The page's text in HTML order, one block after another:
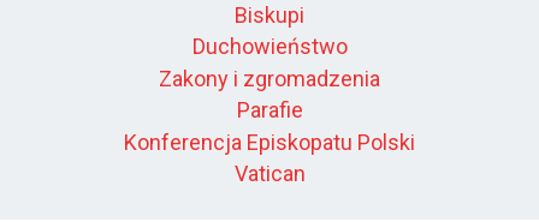
Biskupi
Duchowieństwo
Zakony i zgromadzenia
Parafie
Konferencja Episkopatu Polski
Vatican